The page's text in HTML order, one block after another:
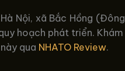
Nội, xã Bắc Hồng
hoạch phát triển.
qua NHATO Review.